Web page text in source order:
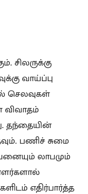
சிலருக்கு
வாய்ப்பு
செலவுகள்
தந்தையின்
பணிச் சுமை
லாபமும்
எதிர்பார்த்த